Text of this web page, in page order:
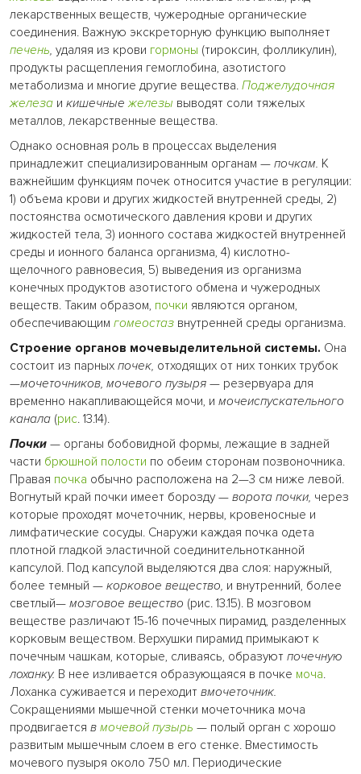
лекарственных веществ, чужеродные органические
соединения. Важную экскреторную функцию выполняет
печень, удаляя из крови гормоны (тироксин, фолликулин),
продукты расщепления гемоглобина, азотистого
метаболизма и многие другие вещества. Поджелудочная
железа и кишечныежелезы выводят соли тяжелых
металлов, лекарственные вещества.
Однако основная роль в процессах выделения
принадлежит специализированным органам — почкам. К
важнейшим функциям почек относится участие в регуляции:
1) объема крови и других жидкостей внутренней среды, 2)
постоянства осмотического давления крови и других
жидкостей тела, 3) ионного состава жидкостей внутренней
среды и ионного баланса организма, 4) кислотно-
щелочного равновесия, 5) выведения из организма
конечных продуктов азотистого обмена и чужеродных
веществ. Таким образом, почки являются органом,
обеспечивающим гомеостаз внутренней среды организма.
Строение органов мочевыделительной системы. Она
состоит из парных почек, отходящих от них тонких трубок
—мочеточников, мочевого пузыря — резервуара для
временно накапливающейся мочи, и мочеиспускательного
канала (рис. 13.14).
Почки — органы бобовидной формы, лежащие в задней
части брюшной полости по обеим сторонам позвоночника.
Правая почка обычно расположена на 2—3 см ниже левой.
Вогнутый край почки имеет борозду — ворота почки, через
которые проходят мочеточник, нервы, кровеносные и
лимфатические сосуды. Снаружи каждая почка одета
плотной гладкой эластичной соединительнотканной
капсулой. Под капсулой выделяются два слоя: наружный,
более темный — корковое вещество, и внутренний, более
светлый— мозговое вещество (рис. 13.15). В мозговом
веществе различают 15-16 почечных пирамид, разделенных
корковым веществом. Верхушки пирамид примыкают к
почечным чашкам, которые, сливаясь, образуют почечную
лоханку. В нее изливается образующаяся в почке моча.
Лоханка суживается и переходит вмочеточник.
Сокращениями мышечной стенки мочеточника моча
продвигается в мочевой пузырь — полый орган с хорошо
развитым мышечным слоем в его стенке. Вместимость
мочевого пузыря около 750 мл. Периодические